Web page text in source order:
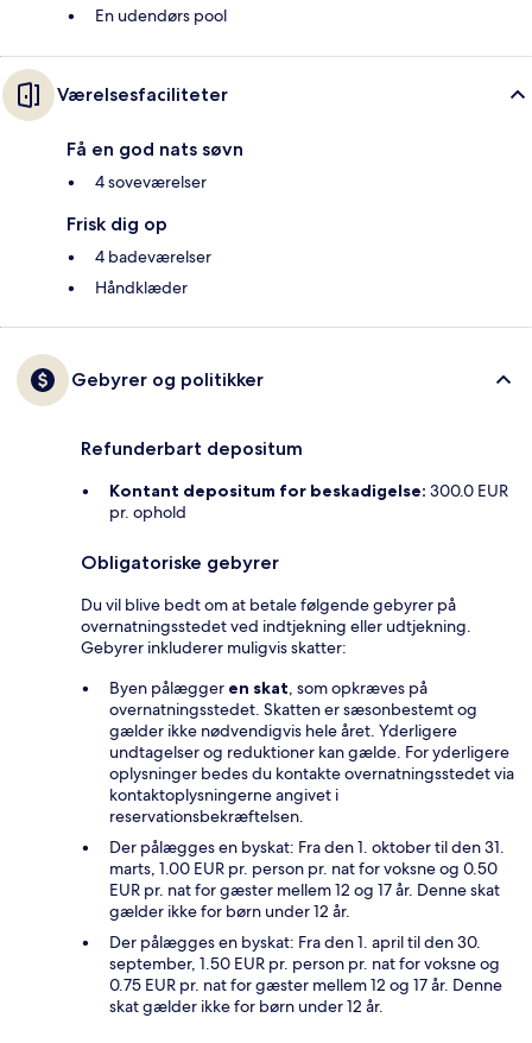
En udendørs pool
Værelsesfaciliteter
Få en god nats søvn
4 soveværelser
Frisk dig op
4 badeværelser
Håndklæder
Gebyrer og politikker
Refunderbart depositum
Kontant depositum for beskadigelse: 300.0 EUR
pr. ophold
Obligatoriske gebyrer
Du vil blive bedt om at betale følgende gebyrer på
overnatningsstedet ved indtjekning eller udtjekning.
Gebyrer inkluderer muligvis skatter:
Byen pålægger en skat, som opkræves på
overnatningsstedet. Skatten er sæsonbestemt og
gælder ikke nødvendigvis hele året. Yderligere
undtagelser og reduktioner kan gælde. For yderligere
oplysninger bedes du kontakte overnatningsstedet via
kontaktoplysningerne angivet i
reservationsbekræftelsen.
Der pålægges en byskat: Fra den 1. oktober til den 31.
marts, 1.00 EUR pr. person pr. nat for voksne og 0.50
EUR pr. nat for gæster mellem 12 og 17 år. Denne skat
gælder ikke for børn under 12 år.
Der pålægges en byskat: Fra den 1. april til den 30.
september, 1.50 EUR pr. person pr. nat for voksne og
0.75 EUR pr. nat for gæster mellem 12 og 17 år. Denne
skat gælder ikke for børn under 12 år.